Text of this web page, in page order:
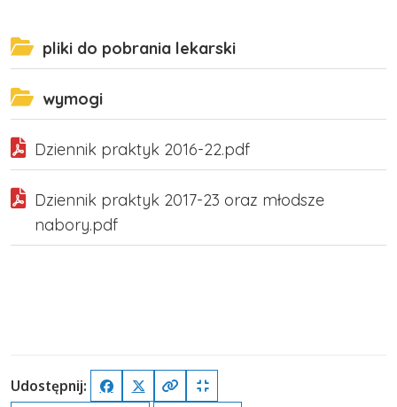
Udostępnij: FacebookX (Twitter)
Kopiuj pełny link
Kopiuj krótki link